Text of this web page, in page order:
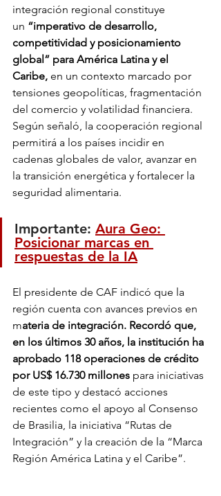
integración regional constituye
un “imperativo de desarrollo,
competitividad y posicionamiento
global” para América Latina y el
Caribe, en un contexto marcado por
tensiones geopolíticas, fragmentación
del comercio y volatilidad financiera.
Según señaló, la cooperación regional
permitirá a los países incidir en
cadenas globales de valor, avanzar en
la transición energética y fortalecer la
seguridad alimentaria.
Importante: Aura Geo:
Posicionar marcas en
respuestas de la IA
El presidente de CAF indicó que la
región cuenta con avances previos en
materia de integración. Recordó que,
en los últimos 30 años, la institución ha
aprobado 118 operaciones de crédito
por US$ 16.730 millones para iniciativas
de este tipo y destacó acciones
recientes como el apoyo al Consenso
de Brasilia, la iniciativa “Rutas de
Integración” y la creación de la “Marca
Región América Latina y el Caribe”.